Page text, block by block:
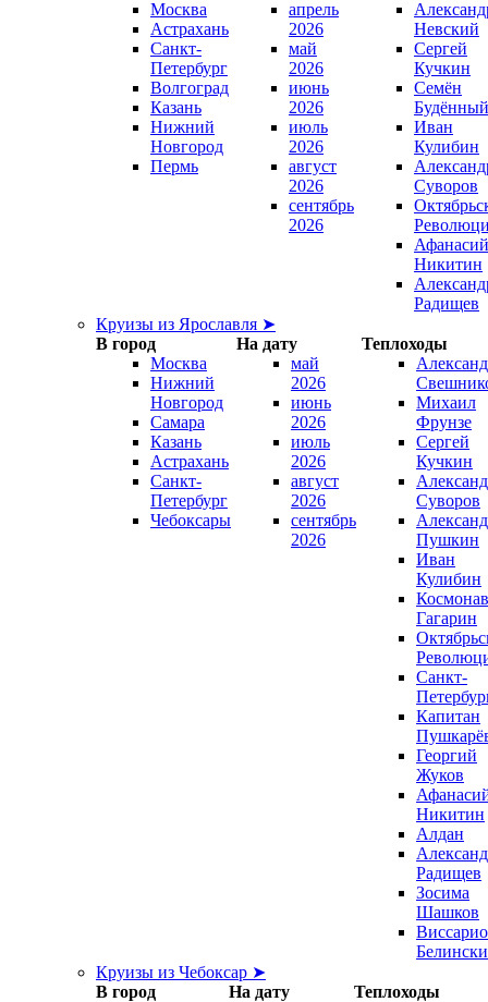
Москва
Астрахань
Санкт-
Петербург
Волгоград
Казань
Нижний
Новгород
Пермь
апрель
2026
май
2026
июнь
2026
июль
2026
август
2026
сентябрь
2026
Невский
Сергей
Кучкин
Семён
Будённый
Иван
Кулибин
Суворов
Афанасий
Никитин
Радищев
Круизы из Ярославля ➤
В город
На дату
Теплоходы
Москва
Нижний
Новгород
Самара
Казань
Астрахань
Санкт-
Петербург
Чебоксары
май
2026
июнь
2026
июль
2026
август
2026
сентябрь
2026
Михаил
Фрунзе
Сергей
Кучкин
Суворов
Пушкин
Иван
Кулибин
Гагарин
Санкт-
Капитан
Георгий
Жуков
Никитин
Алдан
Радищев
Зосима
Шашков
Круизы из Чебоксар ➤
В город
На дату Теплоходы